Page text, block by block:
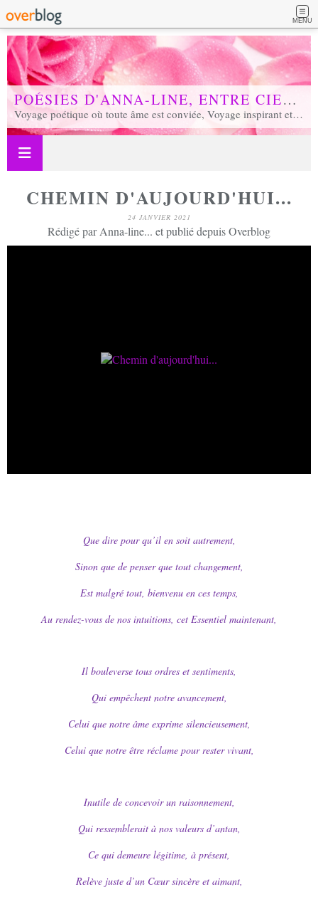
MENU
POÉSIES D'ANNA-LINE, ENTRE CIEL ET TERRE...
Voyage poétique où toute âme est conviée, Voyage inspirant et inspiré, Voyage en soi et d'unité, Voyage au coeur de notre réalité...
CHEMIN D'AUJOURD'HUI...
24 JANVIER 2021
Rédigé par Anna-line... et publié depuis Overblog
Que dire pour qu’il en soit autrement,
Sinon que de penser que tout changement,
Est malgré tout, bienvenu en ces temps,
Au rendez-vous de nos intuitions, cet Essentiel maintenant,
Il bouleverse tous ordres et sentiments,
Qui empêchent notre avancement,
Celui que notre âme exprime silencieusement,
Celui que notre être réclame pour rester vivant,
Inutile de concevoir un raisonnement,
Qui ressemblerait à nos valeurs d’antan,
Ce qui demeure légitime, à présent,
Relève juste d’un Cœur sincère et aimant,